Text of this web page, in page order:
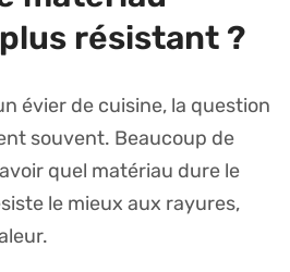
résistant ?
évier de cuisine, la question
souvent. Beaucoup de
quel matériau dure le
le mieux aux rayures,